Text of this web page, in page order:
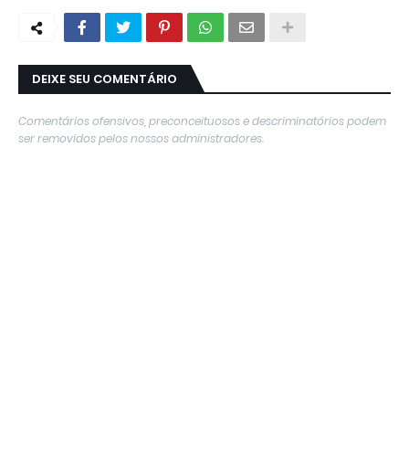
DEIXE SEU COMENTÁRIO
Comentários ofensivos, preconceituosos e descriminatórios podem
ser removidos pelos nossos administradores.